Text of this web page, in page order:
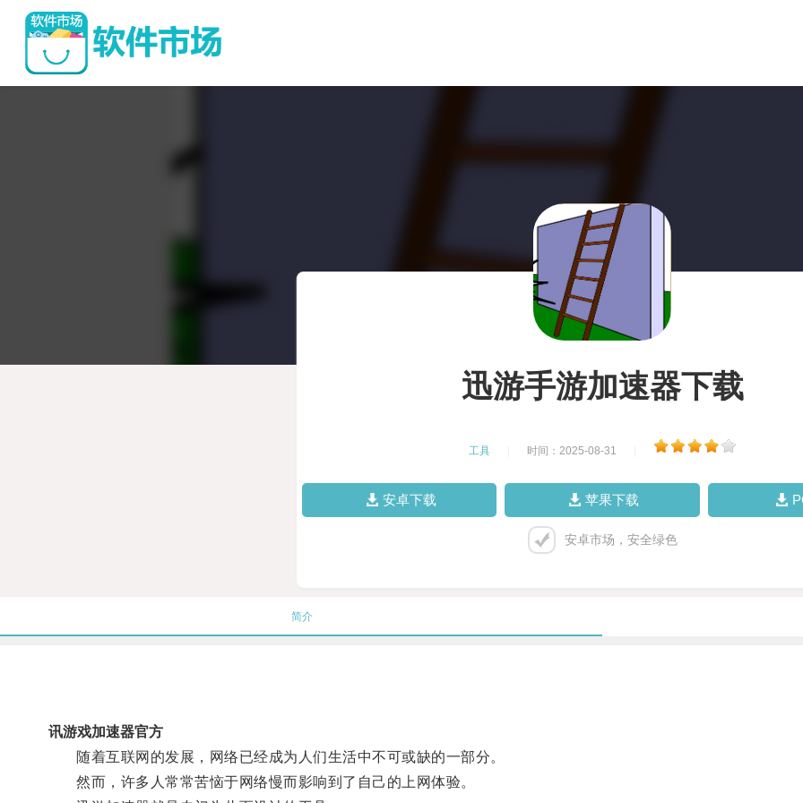
迅游手游加速器下载
工具 时间：2025-08-31
安卓下载 苹果下载
安卓市场，安全绿色
简介
讯游戏加速器官方
随着互联网的发展，网络已经成为人们生活中不可或缺的一部分。
然而，许多人常常苦恼于网络慢而影响到了自己的上网体验。